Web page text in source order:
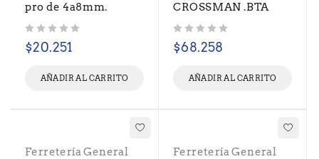
pro de 4a8mm.
$20.251
AÑADIR AL CARRITO
CROSSMAN .BTA
$68.258
AÑADIR AL CARRITO
Ferretería General
Ferretería General